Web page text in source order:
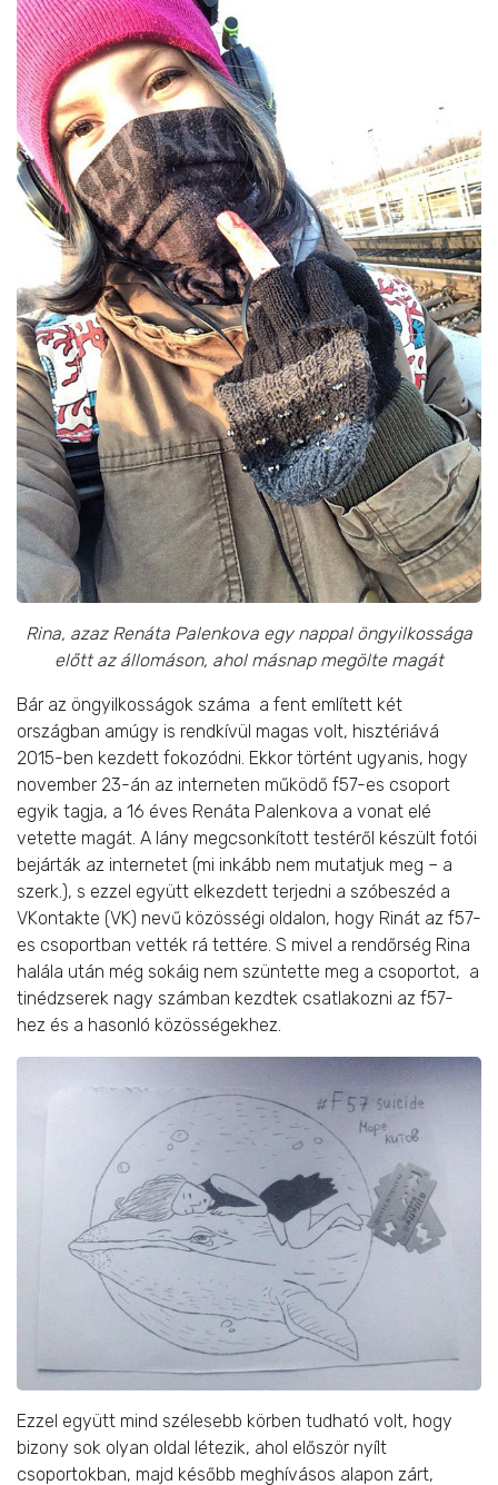
Rina, azaz Renáta Palenkova egy nappal öngyilkossága
előtt az állomáson, ahol másnap megölte magát
Bár az öngyilkosságok száma a fent említett két
országban amúgy is rendkívül magas volt, hisztériává
2015-ben kezdett fokozódni. Ekkor történt ugyanis, hogy
november 23-án az interneten működő f57-es csoport
egyik tagja, a 16 éves Renáta Palenkova a vonat elé
vetette magát. A lány megcsonkított testéről készült fotói
bejárták az internetet (mi inkább nem mutatjuk meg – a
szerk.), s ezzel együtt elkezdett terjedni a szóbeszéd a
VKontakte (VK) nevű közösségi oldalon, hogy Rinát az f57-
es csoportban vették rá tettére. S mivel a rendőrség Rina
halála után még sokáig nem szüntette meg a csoportot, a
tinédzserek nagy számban kezdtek csatlakozni az f57-
hez és a hasonló közösségekhez.
Ezzel együtt mind szélesebb körben tudható volt, hogy
bizony sok olyan oldal létezik, ahol először nyílt
csoportokban, majd később meghívásos alapon zárt,